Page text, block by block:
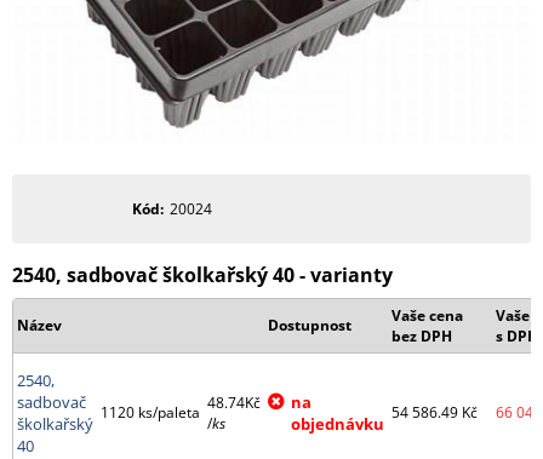
Kód 20024
2540, sadbovač školkařský 40 - varianty
Název Dostupnost
Vaše cena
bez DPH
Vaše
s DPH
2540,
sadbovač
školkařský
40
1120 ks/paleta 48.74Kč
/ks
na
objednávku
54 586.49 Kč 66